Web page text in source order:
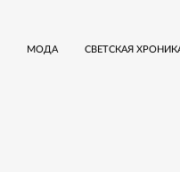
МОДА СВЕТСКАЯ